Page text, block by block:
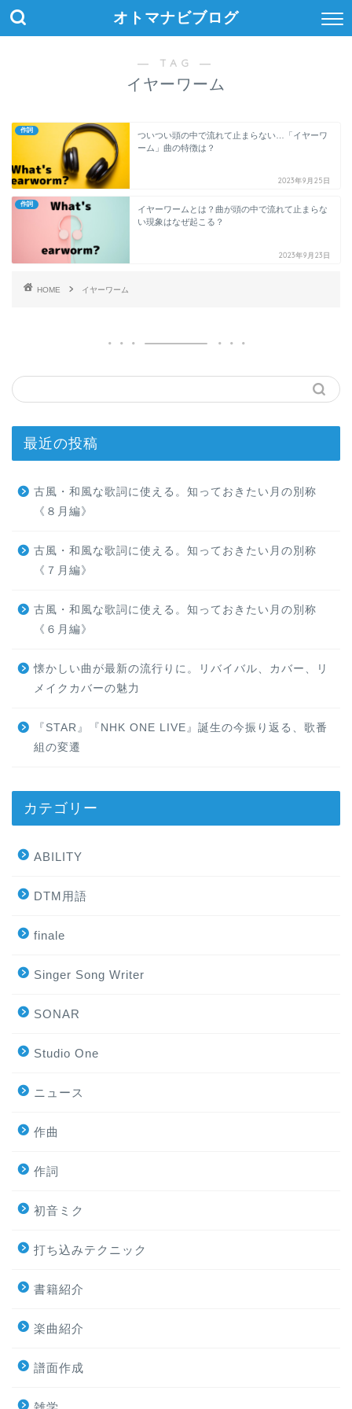
オトマナビブログ
― TAG ―
イヤーワーム
作詞
ついつい頭の中で流れて止まらない…「イヤーワ
ーム」曲の特徴は？
2023年9月25日
作詞
イヤーワームとは？曲が頭の中で流れて止まらな
い現象はなぜ起こる？
2023年9月23日
HOME イヤーワーム
最近の投稿
古風・和風な歌詞に使える。知っておきたい月の別称
《８月編》
古風・和風な歌詞に使える。知っておきたい月の別称
《７月編》
古風・和風な歌詞に使える。知っておきたい月の別称
《６月編》
懐かしい曲が最新の流行りに。リバイバル、カバー、リ
メイクカバーの魅力
『STAR』『NHK ONE LIVE』誕生の今振り返る、歌番
組の変遷
カテゴリー
ABILITY
DTM用語
finale
Singer Song Writer
SONAR
Studio One
ニュース
作曲
作詞
初音ミク
打ち込みテクニック
書籍紹介
楽曲紹介
譜面作成